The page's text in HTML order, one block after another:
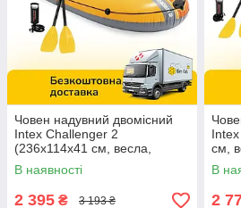
Човен надувний двомісний
Intex Challenger 2
(236х114х41 см, весла,
насос) 66312 Жовтий
В наявності
2 395 ₴ 3 193 ₴
см,
В
2